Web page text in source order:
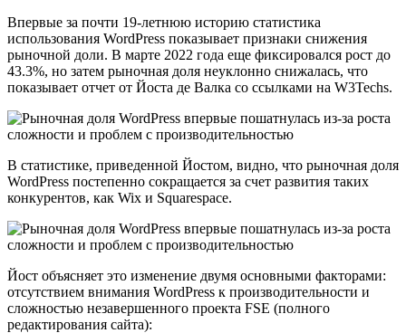
Впервые за почти 19-летнюю историю статистика
использования WordPress показывает признаки снижения
рыночной доли. В марте 2022 года еще фиксировался рост до
43.3%, но затем рыночная доля неуклонно снижалась, что
показывает отчет от Йоста де Валка со ссылками на W3Techs.
В статистике, приведенной Йостом, видно, что рыночная доля
WordPress постепенно сокращается за счет развития таких
конкурентов, как Wix и Squarespace.
Йост объясняет это изменение двумя основными факторами:
отсутствием внимания WordPress к производительности и
сложностью незавершенного проекта FSE (полного
редактирования сайта):